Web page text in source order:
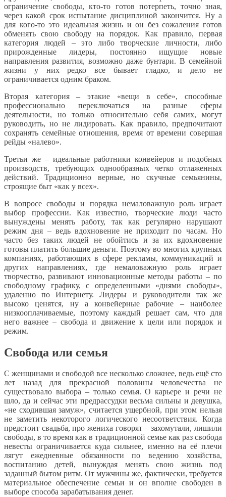
ограничение свободы, кто-то готов потерпеть, точно зная,
через какой срок испытание дисциплиной закончится. Ну а
для кого-то это идеальная жизнь и он без сожаления готов
обменять свою свободу на порядок. Как правило, первая
категория людей – это либо творческие личности, либо
прирожденные лидеры, постоянно ищущие новые
направления развития, возможно даже бунтари. В семейной
жизни у них редко все бывает гладко, и дело не
ограничивается одним браком.
Вторая категория – этакие «вещи в себе», способные
профессионально переключаться на разные сферы
деятельности, но только относительно себя самих, могут
руководить, но не лидировать. Как правило, предпочитают
сохранять семейные отношения, время от времени совершая
рейды «налево».
Третьи же – идеальные работники конвейеров и подобных
производств, требующих однообразных четко отлаженных
действий. Традиционно верные, но скучные семьянины,
строящие быт «как у всех».
В вопросе свободы и порядка немаловажную роль играет
выбор профессии. Как известно, творческие люди часто
вынуждены менять работу, так как регулярно нарушают
режим дня – ведь вдохновение не приходит по часам. Но
часто без таких людей не обойтись и за их вдохновение
готовы платить большие деньги. Поэтому во многих крупных
компаниях, работающих в сфере рекламы, коммуникаций и
других направлениях, где немаловажную роль играет
творчество, развивают инновационные методы работы – по
свободному графику, с определенными «днями свободы»,
удаленно по Интернету. Лидеры и руководители так же
высоко ценятся, ну а конвейерные рабочие – наиболее
низкооплачиваемые, поэтому каждый решает сам, что для
него важнее – свобода и движение к цели или порядок и
режим.
Свобода или семья
С женщинами и свободой все несколько сложнее, ведь ещё сто
лет назад для прекрасной половины человечества не
существовало выбора – только семья. О карьере и речи не
шло, да и сейчас эти предрассудки весьма сильны и девушка,
«не сходившая замуж», считается ущербной, при этом нельзя
не заметить некоторого логического несоответствия. Когда
предстоит свадьба, про жениха говорят – захомутали, лишили
свободы, в то время как в традиционной семье как раз свобода
невесты ограничивается куда сильнее, именно на её плечи
лягут ежедневные обязанности по ведению хозяйства,
воспитанию детей, вынуждая менять свою жизнь под
заданный бытом ритм. От мужчины же, фактически, требуется
материальное обеспечение семьи и он вполне свободен в
выборе способа зарабатывания денег.